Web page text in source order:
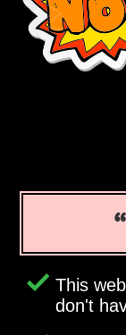
This
don't